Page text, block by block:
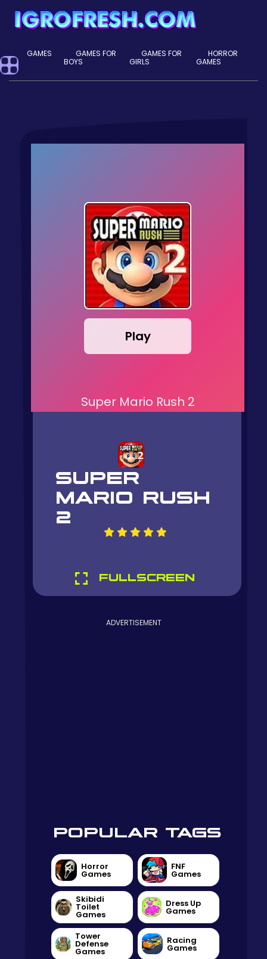
GAMES
GAMES FOR
BOYS
GAMES FOR
GIRLS
HORROR
GAMES
Play
Super Mario Rush 2
SUPER
MARIO RUSH
2
FULLSCREEN
ADVERTISEMENT
POPULAR TAGS
Horror
Games
FNF
Games
Skibidi
Toilet
Games
Dress Up
Games
Tower
Defense
Games
Racing
Games